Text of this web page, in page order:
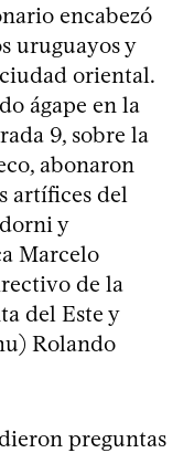
encabezó
uruguayos y
oriental.
ágape en la
9, sobre la
abonaron
artífices del
y
Marcelo
de la
del Este y
Rolando
preguntas